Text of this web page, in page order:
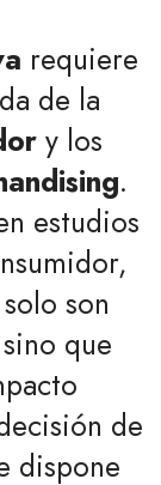
requiere
de la
y los
.
estudios
son
que
de
dispone